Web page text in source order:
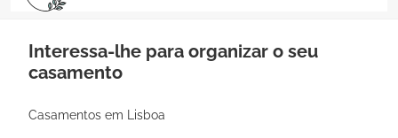
Interessa-lhe para organizar o seu
casamento
Casamentos em Lisboa